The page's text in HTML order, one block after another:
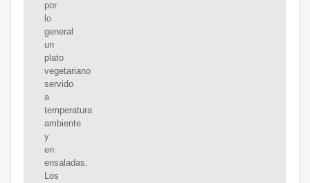
por
lo
general
un
plato
vegetariano
servido
a
temperatura
ambiente
y
en
ensaladas.
Los